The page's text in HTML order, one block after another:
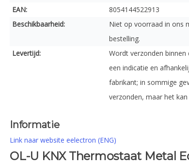
EAN:
8054144522913
Beschikbaarheid:
Niet op voorraad in ons
bestelling.
Levertijd:
Wordt verzonden binnen
een indicatie en
fabrikant; in sommige
verzonden, maar het
Informatie
Link naar website eelectron (ENG)
OL-U KNX Thermostaat Metal